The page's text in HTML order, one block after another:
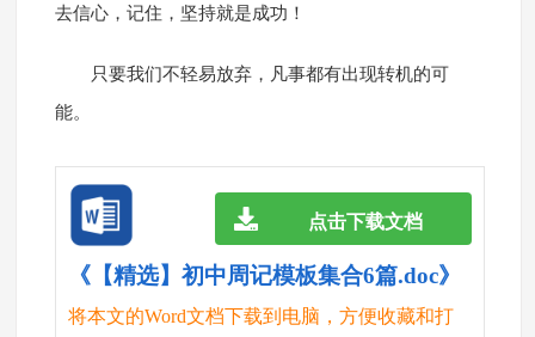
去信心，记住，坚持就是成功！
只要我们不轻易放弃，凡事都有出现转机的可
能。
《【精选】初中周记模板集合6篇.doc》
将本文的Word文档下载到电脑，方便收藏和打
点击下载文档